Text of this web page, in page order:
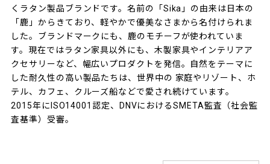
くラタン製品ブランドです。名前の「Sika」の由来は日本の
「鹿」からきており、軽やかで優美なさまから名付けられま
した。ブランドマークにも、鹿のモチーフが使われていま
す。現在ではラタン家具以外にも、木製家具やインテリアア
クセサリーなど、幅広いプロダクトを発信。自然をテーマに
した耐久性の高い製品たちは、世界中の 家庭やリゾート、ホ
テル、カフェ、クルーズ船などで愛され続けています。
2015年にISO14001認定、DNVにおけるSMETA監査（社会監
査基準）受審。